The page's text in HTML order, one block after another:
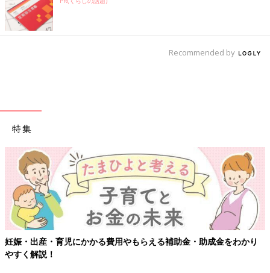
Recommended by
特集
妊娠・出産・育児にかかる費用やもらえる補助金・助成金をわかり
やすく解説！